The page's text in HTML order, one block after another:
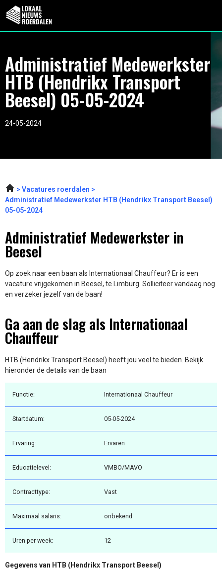
Administratief Medewerkster
HTB (Hendrikx Transport
Beesel) 05-05-2024
24-05-2024
Vacatures roerdalen
Administratief Medewerkster HTB (Hendrikx Transport Beesel)
05-05-2024
Administratief Medewerkster in
Beesel
Op zoek naar een baan als Internationaal Chauffeur? Er is een
vacature vrijgekomen in Beesel, te Limburg. Solliciteer vandaag nog
en verzeker jezelf van de baan!
Ga aan de slag als Internationaal
Chauffeur
HTB (Hendrikx Transport Beesel) heeft jou veel te bieden. Bekijk
hieronder de details van de baan
Functie: Internationaal Chauffeur
Startdatum: 05-05-2024
Ervaring: Ervaren
Educatielevel: VMBO/MAVO
Contracttype: Vast
Maximaal salaris: onbekend
Uren per week: 12
Gegevens van HTB (Hendrikx Transport Beesel)